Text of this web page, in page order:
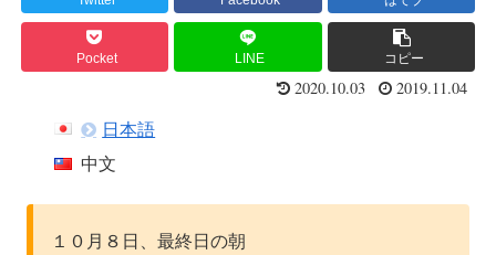
Pocket LINE コピー
2020.10.03 2019.11.04
日本語
中文
１０月８日、最終日の朝